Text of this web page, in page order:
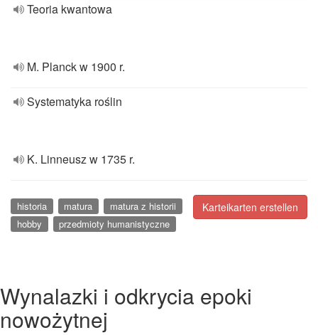
Teoria kwantowa
M. Planck w 1900 r.
Systematyka roślin
K. Linneusz w 1735 r.
Karteikarten erstellen
historia matura
matura z historii
hobby
przedmioty humanistyczne
Wynalazki i odkrycia epoki
nowożytnej